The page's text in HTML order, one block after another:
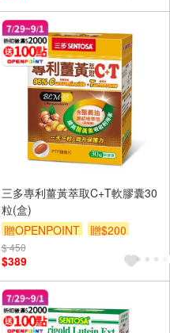
三多專利薑黃萃取C+T軟膠囊30
粒(盒)
贈OPENPOINT
贈$200
$ 450
$389